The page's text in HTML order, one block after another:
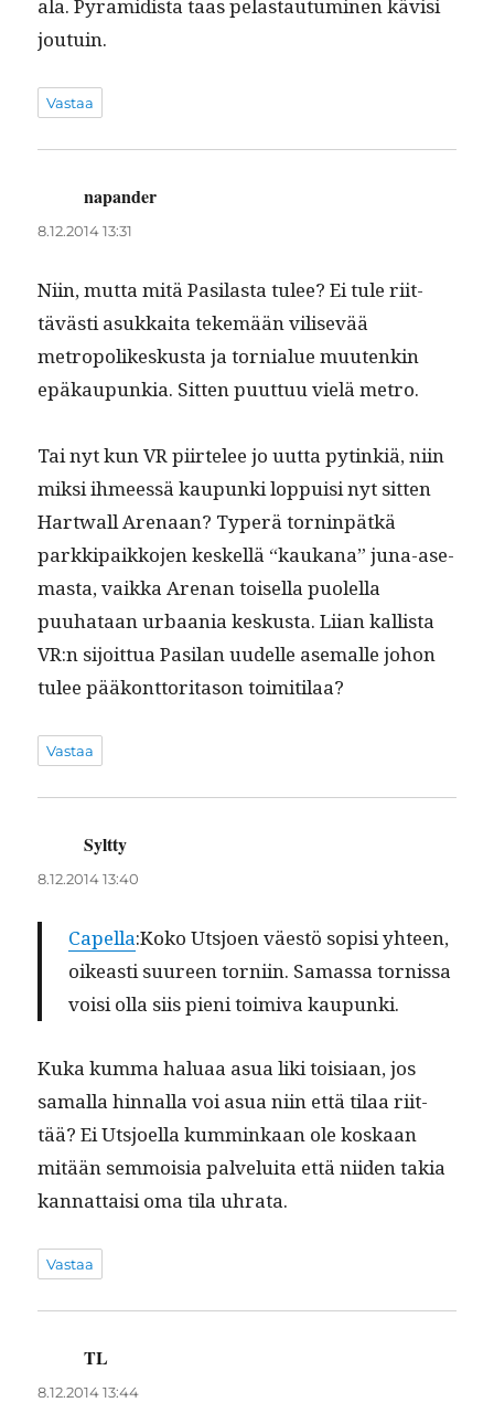
ala. Pyra­midista taas pelas­tau­tu­mi­nen kävisi
joutuin.
Vastaa
napander
8.12.2014 13:31
Niin, mut­ta mitä Pasi­las­ta tulee? Ei tule riit­
tävästi asukkai­ta tekemään vili­sevää
metropo­likeskus­ta ja tor­nialue muutenkin
epäkaupunkia. Sit­ten puut­tuu vielä metro.
Tai nyt kun VR piirtelee jo uut­ta pytinkiä, niin
mik­si ihmeessä kaupun­ki lop­puisi nyt sit­ten
Hart­wall Are­naan? Type­rä torn­in­pätkä
parkkipaikko­jen keskel­lä “kaukana” juna-ase­
mas­ta, vaik­ka Are­nan toisel­la puolel­la
puuhataan urbaa­nia keskus­ta. Liian kallista
VR:n sijoit­tua Pasi­lan uudelle ase­malle johon
tulee pääkont­tori­ta­son toimitilaa?
Vastaa
Syltty
8.12.2014 13:40
Capel­la:Koko Utsjoen väestö sopisi yhteen,
oikeasti suureen torni­in. Samas­sa tor­nissa
voisi olla siis pieni toimi­va kaupunki.
Kuka kum­ma halu­aa asua liki toisi­aan, jos
samal­la hin­nal­la voi asua niin että tilaa riit­
tää? Ei Utsjoel­la kum­minkaan ole koskaan
mitään sem­moisia palvelui­ta että niiden takia
kan­nat­taisi oma tila uhrata.
Vastaa
TL
8.12.2014 13:44